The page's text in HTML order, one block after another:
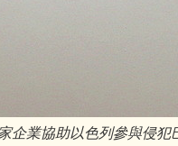
企業協助以色列參與侵